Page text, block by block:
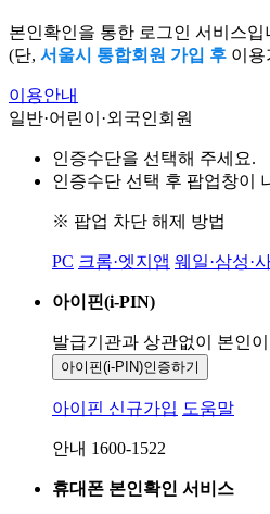
본인확인을 통한 로그인 서비스입
(단, 서울시 통합회원 가입 후 이용
이용안내
일반·어린이·외국인회원
인증수단을 선택해 주세요.
인증수단 선택 후 팝업창이
※ 팝업 차단 해제 방법
PC 크롬·엣지앱 웨일·삼성·
아이핀(i-PIN)
발급기관과 상관없이 본인
아이핀(i-PIN)인증하기
아이핀 신규가입 도움말
안내 1600-1522
휴대폰 본인확인 서비스